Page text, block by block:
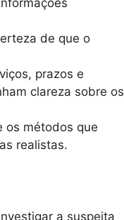
de que o
prazos e
clareza sobre os
os métodos que
realistas.
a suspeita